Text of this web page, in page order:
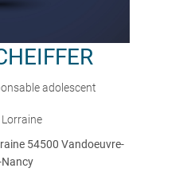
adolescent
54500 Vandoeuvre-
Nancy